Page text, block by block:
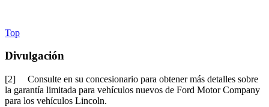
Top
Divulgación
[2] Consulte en su concesionario para obtener más detalles sobre
la garantía limitada para vehículos nuevos de Ford Motor Company
para los vehículos Lincoln.